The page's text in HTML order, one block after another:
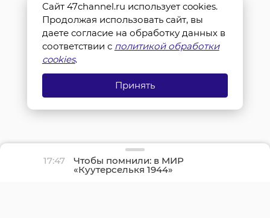
17:47 Чтобы помнили: в МИР
«Куутерселькя 1944»
реконструкторы снова
Сайт 47channel.ru использует cookies.
Продолжая использовать сайт, вы
даете согласие на обработку данных в
соответствии с политикой обработки
cookies.
Принять